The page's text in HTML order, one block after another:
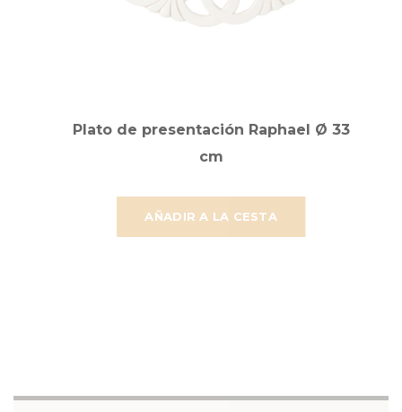
AÑADIR A LA CESTA
Plato de presentación Raphael Ø 33
cm